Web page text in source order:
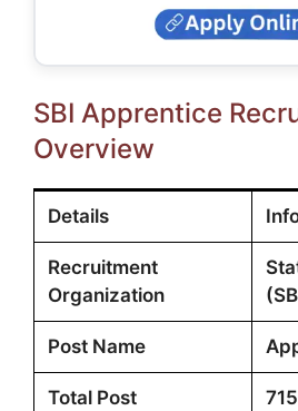
SBI Apprentice
Overview
Details
Recruitment
Organization
Post Name
Total Post